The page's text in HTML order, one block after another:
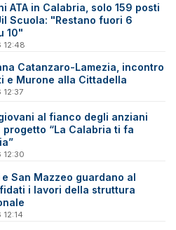
ATA in Calabria, solo 159 posti
Scuola: "Restano fuori 6
10"
Catanzaro-Lamezia, incontro
e Murone alla Cittadella
al fianco degli anziani
progetto “La Calabria ti fa
San Mazzeo guardano al
i lavori della struttura